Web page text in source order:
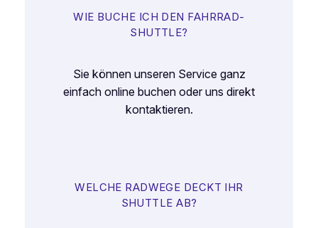
WIE BUCHE ICH DEN FAHRRAD-
SHUTTLE?
Sie können unseren Service ganz
einfach online buchen oder uns direkt
kontaktieren.
WELCHE RADWEGE DECKT IHR
SHUTTLE AB?